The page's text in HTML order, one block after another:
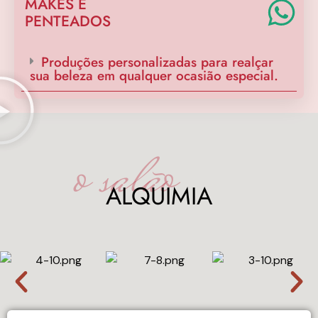
PENTEADOS
Produções personalizadas para realçar
sua beleza em qualquer ocasião especial.
o salão
ALQUIMIA